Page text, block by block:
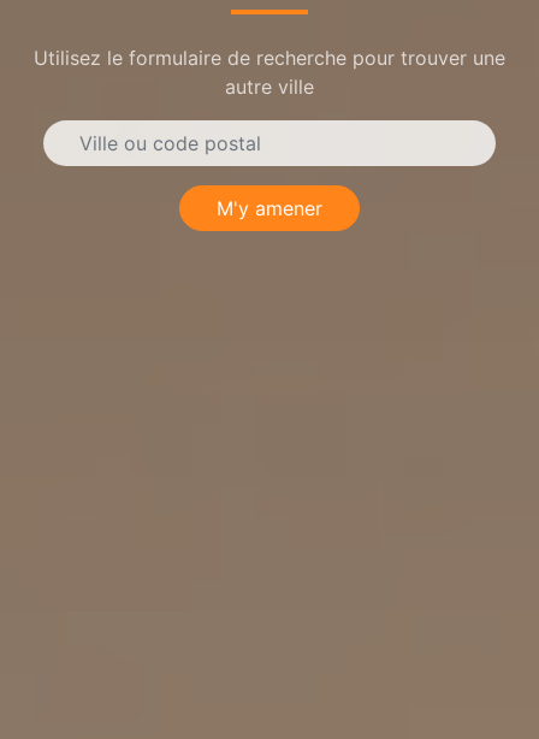
Utilisez le formulaire de recherche pour trouver une
autre ville
M'y amener